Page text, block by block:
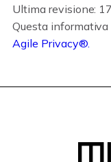
Ultima revisione:
Questa
Agile Privacy®.